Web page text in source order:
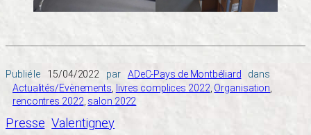
Publié le 15/04/2022 par ADeC-Pays de Montbéliard
dans
Actualités/Evènements, livres complices 2022, Organisation
rencontres 2022, salon 2022
Presse Valentigney